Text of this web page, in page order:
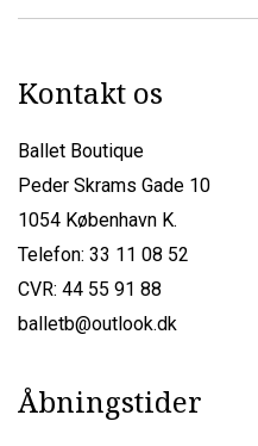
Kontakt os
Ballet Boutique
Peder Skrams Gade 10
1054 København K.
Telefon: 33 11 08 52
CVR: 44 55 91 88
balletb@outlook.dk
Åbningstider